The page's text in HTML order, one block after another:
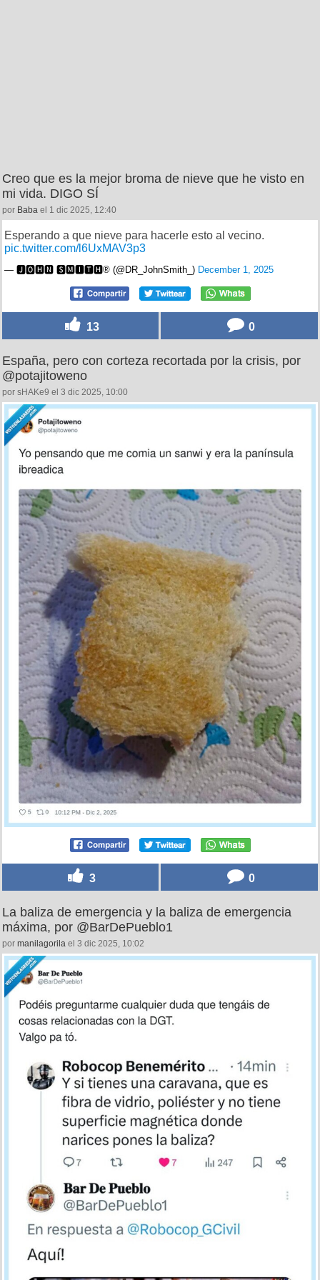
Creo que es la mejor broma de nieve que he visto en
mi vida. DIGO SÍ
por Baba el 1 dic 2025, 12:40
Esperando a que nieve para hacerle esto al vecino.
pic.twitter.com/l6UxMAV3p3
— 🅹🅾🅷🅽 🆂🅼🅸🆃🅷®️ (@DR_JohnSmith_) December 1, 2025
13 0
España, pero con corteza recortada por la crisis, por
@potajitoweno
por sHAKe9 el 3 dic 2025, 10:00
3 0
La baliza de emergencia y la baliza de emergencia
máxima, por @BarDePueblo1
por manilagorila el 3 dic 2025, 10:02